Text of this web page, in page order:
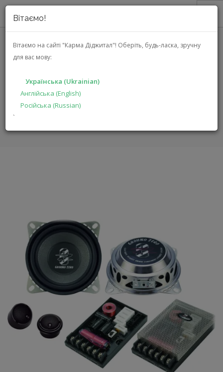
Вітаємо!
Вітаємо на сайті "Карма Діджитал"! Оберіть, будь-ласка, зручну
для вас мову:
Українська (Ukrainian)
Англійська (English)
Російська (Russian)
`
ПРО НАС
АКЦІЇ
РІШЕННЯ
ВИРОБНИКАМ
ГОЛОВНА КАТАЛОГ